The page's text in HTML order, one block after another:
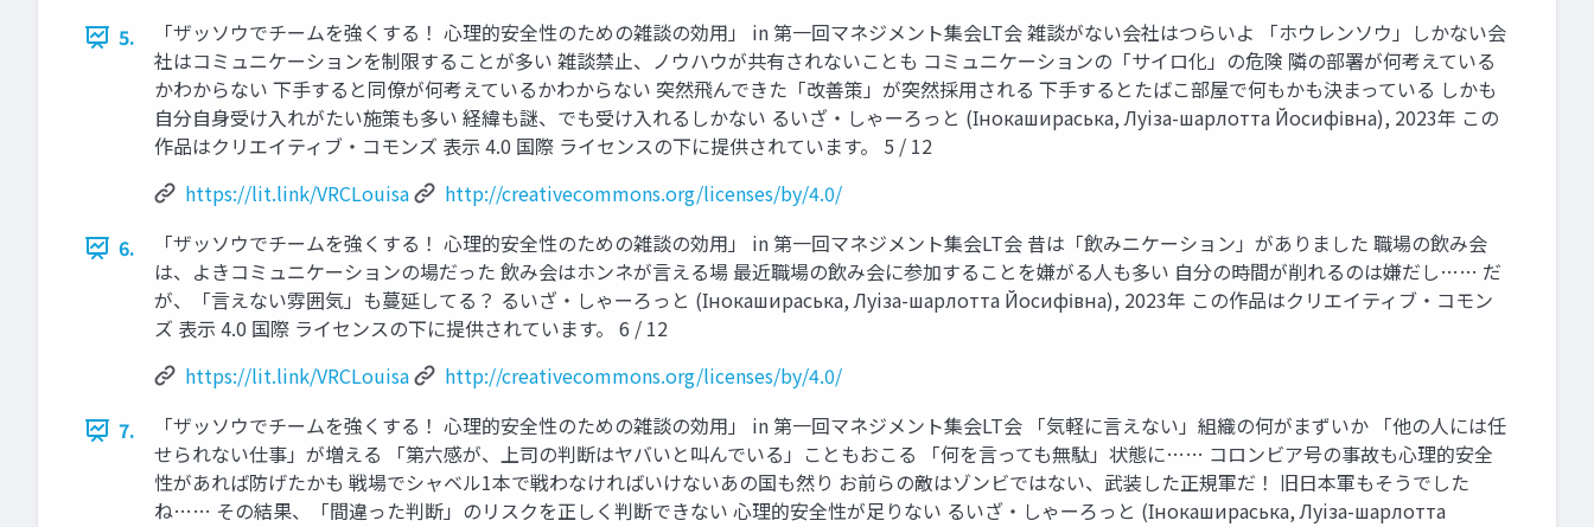
5.
「ザッソウでチームを強くする！ 心理的安全性のための雑談の効用」 in 第一回マネジメント集会LT会 雑談がない会社はつらいよ 「ホウレンソウ」しかない会
社はコミュニケーションを制限することが多い 雑談禁止、ノウハウが共有されないことも コミュニケーションの「サイロ化」の危険 隣の部署が何考えている
かわからない 下手すると同僚が何考えているかわからない 突然飛んできた「改善策」が突然採用される 下手するとたばこ部屋で何もかも決まっている しかも
自分自身受け入れがたい施策も多い 経緯も謎、でも受け入れるしかない るいざ・しゃーろっと (Інокашираська, Луiза-шарлотта Йосифівна), 2023年 この
作品はクリエイティブ・コモンズ 表示 4.0 国際 ライセンスの下に提供されています。 5 / 12
https://lit.link/VRCLouisa
http://creativecommons.org/licenses/by/4.0/
6.
「ザッソウでチームを強くする！ 心理的安全性のための雑談の効用」 in 第一回マネジメント集会LT会 昔は「飲みニケーション」がありました 職場の飲み会
は、よきコミュニケーションの場だった 飲み会はホンネが言える場 最近職場の飲み会に参加することを嫌がる人も多い 自分の時間が削れるのは嫌だし…… だ
が、「言えない雰囲気」も蔓延してる？ るいざ・しゃーろっと (Інокашираська, Луiза-шарлотта Йосифівна), 2023年 この作品はクリエイティブ・コモン
ズ 表示 4.0 国際 ライセンスの下に提供されています。 6 / 12
https://lit.link/VRCLouisa
http://creativecommons.org/licenses/by/4.0/
7.
「ザッソウでチームを強くする！ 心理的安全性のための雑談の効用」 in 第一回マネジメント集会LT会 「気軽に言えない」組織の何がまずいか 「他の人には任
せられない仕事」が増える 「第六感が、上司の判断はヤバいと叫んでいる」こともおこる 「何を言っても無駄」状態に…… コロンビア号の事故も心理的安全
性があれば防げたかも 戦場でシャベル1本で戦わなければいけないあの国も然り お前らの敵はゾンビではない、武装した正規軍だ！ 旧日本軍もそうでした
ね…… その結果、「間違った判断」のリスクを正しく判断できない 心理的安全性が足りない るいざ・しゃーろっと (Інокашираська, Луiза-шарлотта